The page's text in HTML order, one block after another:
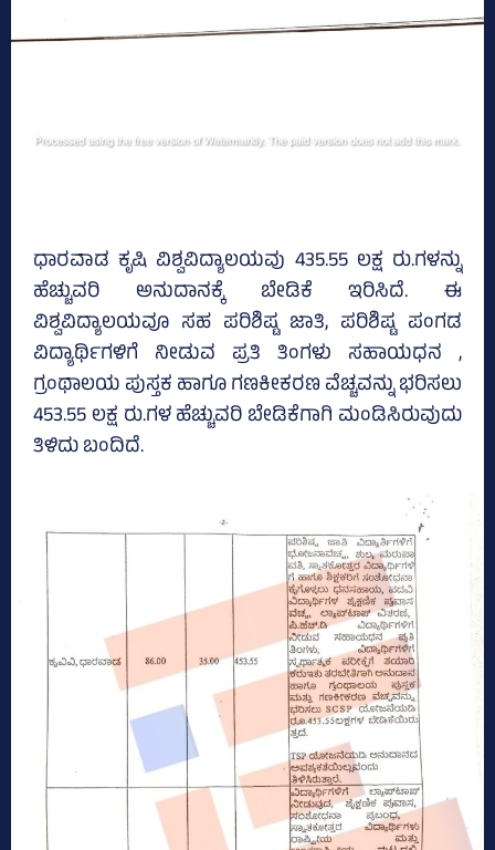
ಧಾರವಾಡ ಕೃಷಿ ವಿಶ್ವವಿದ್ಯಾಲಯವು 435.55 ಲಕ್ಷ ರು.ಗಳನ್ನು
ಹೆಚ್ಚುವರಿ ಅನುದಾನಕ್ಕೆ ಬೇಡಿಕೆ ಇರಿಸಿದೆ. ಈ
ವಿಶ್ವವಿದ್ಯಾಲಯವೂ ಸಹ ಪರಿಶಿಷ್ಟ ಜಾತಿ, ಪರಿಶಿಷ್ಟ ಪಂಗಡ
ವಿದ್ಯಾರ್ಥಿಗಳಿಗೆ ನೀಡುವ ಪ್ರತಿ ತಿಂಗಳು ಸಹಾಯಧನ ,
ಗ್ರಂಥಾಲಯ ಪುಸ್ತಕ ಹಾಗೂ ಗಣಕೀಕರಣ ವೆಚ್ಚವನ್ನು ಭರಿಸಲು
453.55 ಲಕ್ಷ ರು.ಗಳ ಹೆಚ್ಚುವರಿ ಬೇಡಿಕೆಗಾಗಿ ಮಂಡಿಸಿರುವುದು
ತಿಳಿದು ಬಂದಿದೆ.